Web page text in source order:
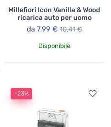
Millefiori Icon Vanilla & Wood
ricarica auto per uomo
da 7,99 € 10,41 €
Disponibile
-23%